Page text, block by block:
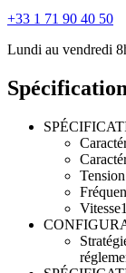
+33 1 71 90 40 50
Lundi au vendredi
Tension
Vitesse